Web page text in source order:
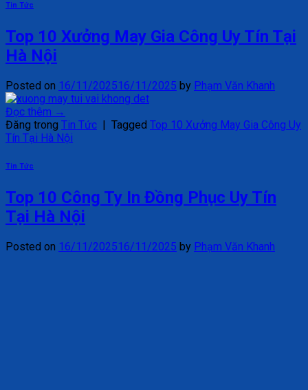
Tin Tức
Top 10 Xưởng May Gia Công Uy Tín Tại
Hà Nội
Posted on 16/11/202516/11/2025 by Phạm Văn Khanh
Đọc thêm →
Đăng trong Tin Tức Tagged Top 10 Xưởng May Gia Công Uy
Tín Tại Hà Nội
Tin Tức
Top 10 Công Ty In Đồng Phục Uy Tín
Tại Hà Nội
Posted on 16/11/202516/11/2025 by Phạm Văn Khanh